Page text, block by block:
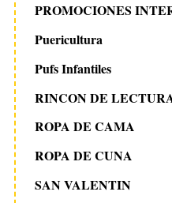
PROMOCIONES
Puericultura
Pufs Infantiles
RINCON DE
ROPA DE CAMA
ROPA DE CUNA
SAN VALENTIN